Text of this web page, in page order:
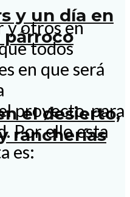
y un día en
párroco
el desierto,
rancherías
y otros en
todos
en que será
proyecto, para
Por ello esta
es: